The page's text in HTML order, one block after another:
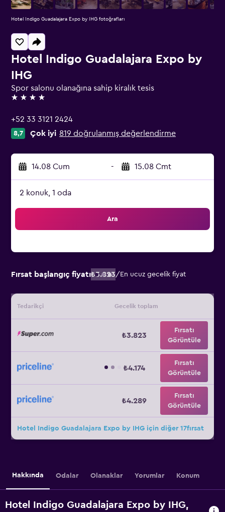
Hotel Indigo Guadalajara Expo by
IHG
Spor salonu olanağına sahip kiralık tesis
4 yıldız
+52 33 3121 2424
8,7 Çok iyi 819 doğrulanmış değerlendirme
14.08 Cum - 15.08 Cmt
2 konuk, 1 oda
Ara
Fırsat başlangıç fiyatı₺3.823/ En ucuz gecelik fiyat
Tedarikçi Gecelik toplam
₺3.823
Fırsatı
Görüntüle
₺4.174
Fırsatı
Görüntüle
₺4.289
Fırsatı
Görüntüle
Hotel Indigo Guadalajara Expo by IHG için diğer 17fırsat
Hotel Indigo Guadalajara Expo by IHG fotoğrafları
Hakkında Odalar Olanaklar Yorumlar Konum
Hotel Indigo Guadalajara Expo by IHG,